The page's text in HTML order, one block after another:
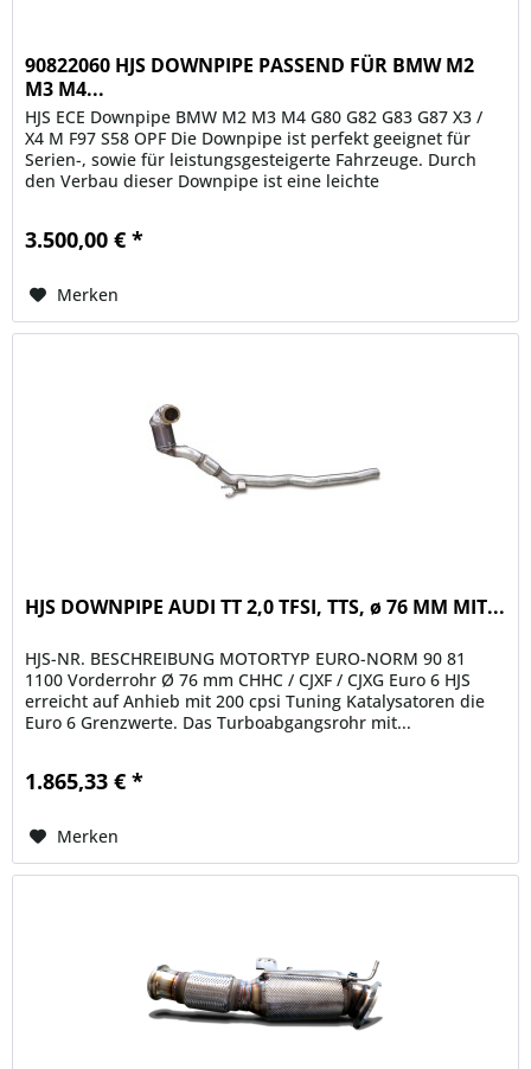
90822060 HJS DOWNPIPE PASSEND FÜR BMW M2
M3 M4...
HJS ECE Downpipe BMW M2 M3 M4 G80 G82 G83 G87 X3 /
X4 M F97 S58 OPF Die Downpipe ist perfekt geeignet für
Serien-, sowie für leistungsgesteigerte Fahrzeuge. Durch
den Verbau dieser Downpipe ist eine leichte
3.500,00 € *
Merken
HJS DOWNPIPE AUDI TT 2,0 TFSI, TTS, ø 76 MM MIT...
HJS-NR. BESCHREIBUNG MOTORTYP EURO-NORM 90 81
1100 Vorderrohr Ø 76 mm CHHC / CJXF / CJXG Euro 6 HJS
erreicht auf Anhieb mit 200 cpsi Tuning Katalysatoren die
Euro 6 Grenzwerte. Das Turboabgangsrohr mit...
1.865,33 € *
Merken